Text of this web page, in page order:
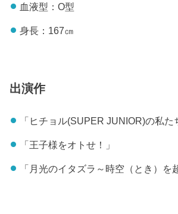
血液型：O型
身長：167㎝
出演作
「ヒチョル(SUPER JUNIOR)の私た
「王子様をオトせ！」
「月光のイタズラ～時空（とき）を